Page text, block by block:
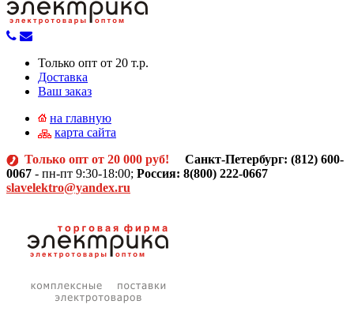
Только опт от 20 т.р.
Доставка
Ваш заказ
на главную
карта сайта
Только опт от 20 000 руб! Санкт-Петербург: (812) 600-
0067 - пн-пт 9:30-18:00; Россия: 8(800) 222-0667
slavelektro@yandex.ru